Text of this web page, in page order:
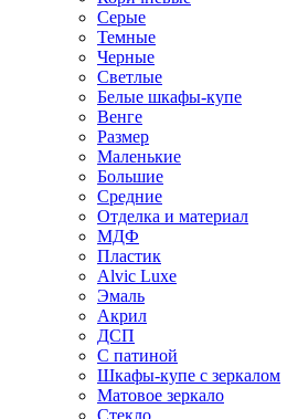
Серые
Темные
Черные
Светлые
Белые шкафы-купе
Венге
Размер
Маленькие
Большие
Средние
Отделка и материал
МДФ
Пластик
Alvic Luxe
Эмаль
Акрил
ДСП
С патиной
Шкафы-купе с зеркалом
Матовое зеркало
Стекло